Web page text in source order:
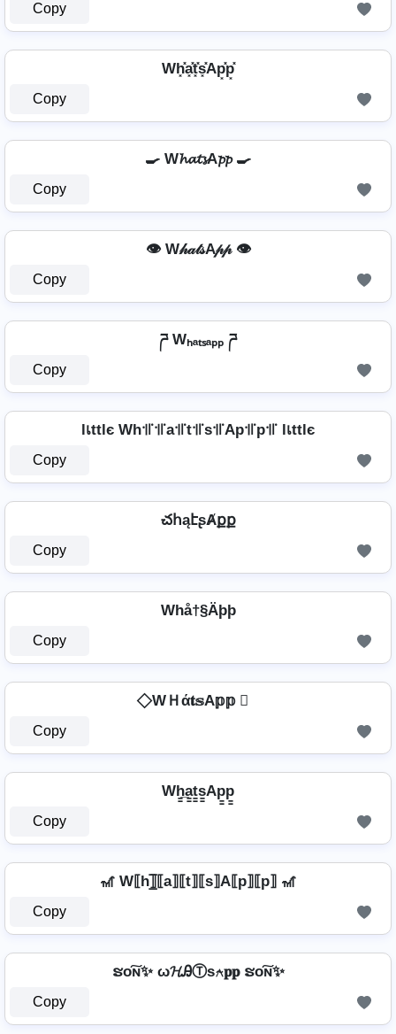
Copy
Wh͓̽a͓̽t͓̽s͓̽Ap͓̽p͓̽
Copy
🍳 W𝓱𝓪𝓽𝓼A𝓹𝓹 🍳
Copy
👁️ W𝒽𝒶𝓉𝓈A𝓅𝓅 👁️
Copy
ཌ Wₕₐₜₛₐₚₚ ཌ
Copy
lเttlє Wh꜉꜍꜉꜍a꜉꜍t꜉꜍s꜉꜍Ap꜉꜍p꜉꜍ lเttlє
Copy
చհąէʂȺքք
Copy
Whå†§Äþþ
Copy
⃟ WＨά𝐭𝕤A𝕡𝕡 ⃟
Copy
Wh̳̲a̳t̳s̳Ap̳p̳
Copy
🎢 W⟦h⟧̲̅⟦a⟧⟦t⟧⟦s⟧A⟦p⟧⟦p⟧ 🎢
Copy
ຮо͠ɴ✨ ω𝓗ᎯⓉѕ⍲𝐩𝐩 ຮо͠ɴ✨
Copy